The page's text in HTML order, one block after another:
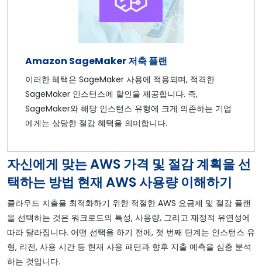
Amazon SageMaker 저축 플랜
이러한 혜택은 SageMaker 사용에 적용되며, 적격한
SageMaker 인스턴스에 할인을 제공합니다. 즉,
SageMaker와 해당 인스턴스 유형에 크게 의존하는 기업
에게는 상당한 절감 혜택을 의미합니다.
자신에게 맞는 AWS 가격 및 절감 계획을 선
택하는 방법 현재 AWS 사용량 이해하기
클라우드 지출을 최적화하기 위한 적절한 AWS 요금제 및 절감 플랜
을 선택하는 것은 워크로드의 특성, 사용량, 그리고 재정적 유연성에
따라 달라집니다. 어떤 선택을 하기 전에, 첫 번째 단계는 인스턴스 유
형, 리전, 사용 시간 등 현재 사용 패턴과 향후 지출 예측을 심층 분석
하는 것입니다.